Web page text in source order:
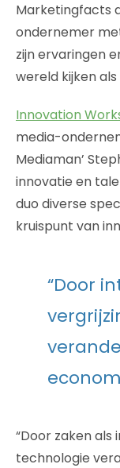
Marketingfacts
ondernemer
zijn ervaringen
wereld kijken
Innovation
media-
Mediaman’
innovatie en
duo diverse
kruispunt van
“Door
“Door zaken
technologie